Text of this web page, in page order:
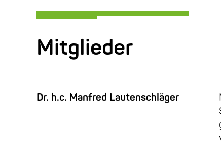
Mitglieder
Dr. h.c. Manfred Lautenschläger